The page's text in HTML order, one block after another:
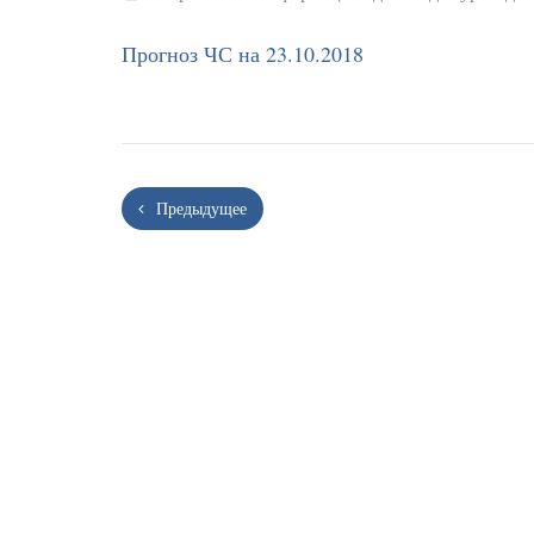
Прогноз ЧС на 23.10.2018
Предыдущее